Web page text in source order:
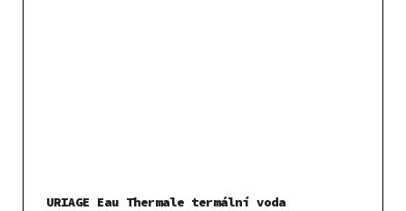
URIAGE Eau Thermale termální voda